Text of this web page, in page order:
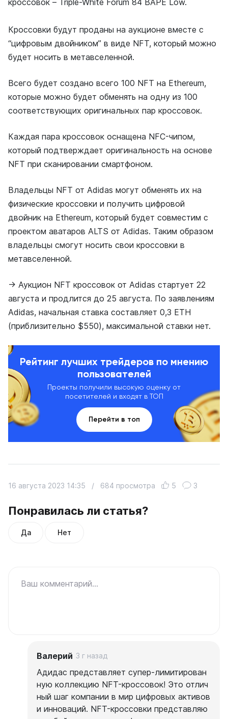
кроссовок – Triple-White Forum 84 BAPE Low.
Кроссовки будут проданы на аукционе вместе с
“цифровым двойником” в виде NFT, который можно
будет носить в метавселенной.
Всего будет создано всего 100 NFT на Ethereum,
которые можно будет обменять на одну из 100
соответствующих оригинальных пар кроссовок.
Каждая пара кроссовок оснащена NFC-чипом,
который подтверждает оригинальность на основе
NFT при сканировании смартфоном.
Владельцы NFT от Adidas могут обменять их на
физические кроссовки и получить цифровой
двойник на Ethereum, который будет совместим с
проектом аватаров ALTS от Adidas. Таким образом
владельцы смогут носить свои кроссовки в
метавселенной.
→ Аукцион NFT кроссовок от Adidas стартует 22
августа и продлится до 25 августа. По заявлениям
Adidas, начальная ставка составляет 0,3 ETH
(приблизительно $550), максимальной ставки нет.
Рейтинг лучших трейдеров по мнению
пользователей
Проекты получили высокую оценку от
посетителей и входят в ТОП
Перейти в топ
Понравилась ли статья?
Да Нет
16 августа 2023 14:35 / 684 просмотра 5 3
Ваш комментарий...
Валерий 3 г назад
Адидас представляет супер-лимитирован
ную коллекцию NFT-кроссовок! Это отлич
ный шаг компании в мир цифровых активов
и инноваций. NFT-кроссовки представляю